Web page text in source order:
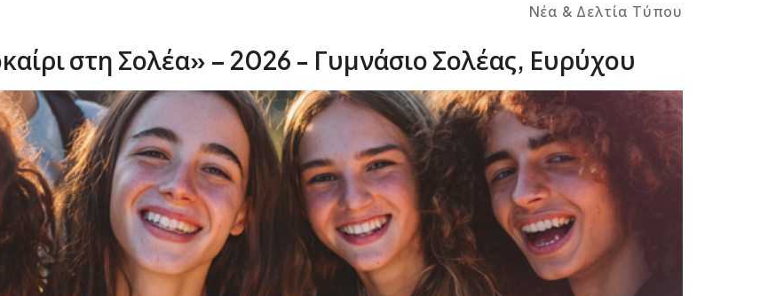
Νέα & Δελτία Τύπου
στη Σολέα» – 2026 - Γυμνάσιο Σολέας, Ευρύχου